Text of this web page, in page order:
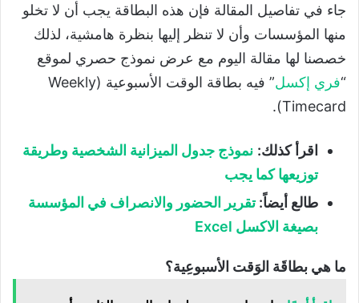
جاء في تفاصيل المقالة فإن هذه البطاقة يجب أن لا تخلو
منها المؤسسات وأن لا تنظر إليها بنظرة هامشية، لذلك
خصصنا لها مقالة اليوم مع عرض نموذج حصري لموقع
“فري إكسل
” فيه بطاقة الوقت الأسبوعية (Weekly
Timecard).
اقرأ كذلك: نموذج جدول الميزانية الشخصية وطريقة
توزيعها كما يجب
طالع أيضاً:تقرير الحضور والانصراف في المؤسسة
بصيغة الاكسل Excel
ما هي بطاقَة الوَقت الأسبوعِية؟